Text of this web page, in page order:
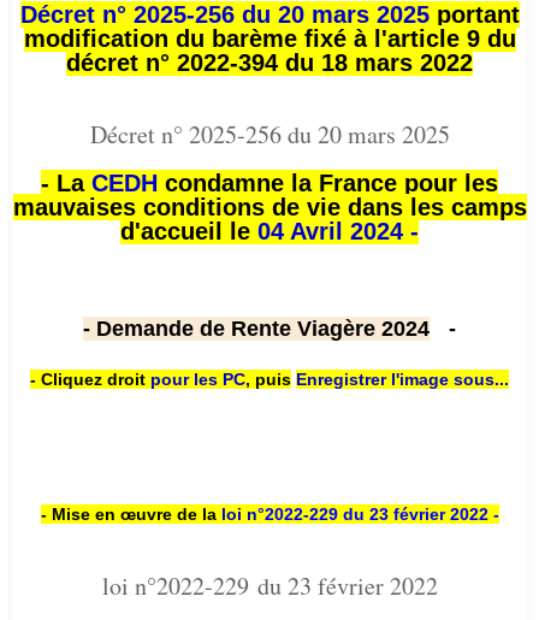
Décret n° 2025-256 du 20 mars 2025portant
modification du barème fixé à l'article 9 du
décret n° 2022-394 du 18 mars 2022
Décret n° 2025-256 du 20 mars 2025
- La CEDH condamne la France pour les
mauvaises conditions de vie dans les camps
d'accueil le 04 Avril 2024 -
- Demande de Rente Viagère 2024 -
- Cliquez droit pour les PC, puis Enregistrer l'image sous...
- Mise en œuvre de la loi n°2022-229 du 23 février 2022 -
loi n°2022-229 du 23 février 2022